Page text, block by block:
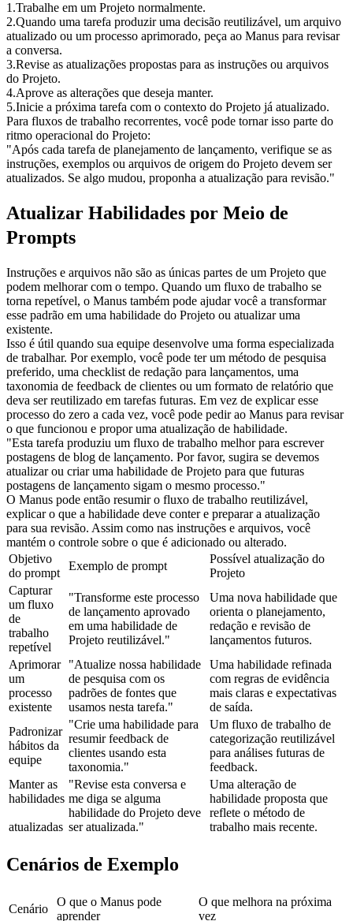
1 .Trabalhe em um Projeto normalmente.
2.Quando uma tarefa produzir uma decisão reutilizável, um arquivo
atualizado ou um processo aprimorado, peça ao Manus para revisar
a conversa.
3.Revise as atualizações propostas para as instruções ou arquivos
do Projeto.
4.Aprove as alterações que deseja manter.
5.Inicie a próxima tarefa com o contexto do Projeto já atualizado.
Para fluxos de trabalho recorrentes, você pode tornar isso parte do
ritmo operacional do Projeto:
"Após cada tarefa de planejamento de lançamento, verifique se as
instruções, exemplos ou arquivos de origem do Projeto devem ser
atualizados. Se algo mudou, proponha a atualização para revisão."
Atualizar Habilidades por Meio de
Prompts
Instruções e arquivos não são as únicas partes de um Projeto que
podem melhorar com o tempo. Quando um fluxo de trabalho se
torna repetível, o Manus também pode ajudar você a transformar
esse padrão em uma habilidade do Projeto ou atualizar uma
existente.
Isso é útil quando sua equipe desenvolve uma forma especializada
de trabalhar. Por exemplo, você pode ter um método de pesquisa
preferido, uma checklist de redação para lançamentos, uma
taxonomia de feedback de clientes ou um formato de relatório que
deva ser reutilizado em tarefas futuras. Em vez de explicar esse
processo do zero a cada vez, você pode pedir ao Manus para revisar
o que funcionou e propor uma atualização de habilidade.
"Esta tarefa produziu um fluxo de trabalho melhor para escrever
postagens de blog de lançamento. Por favor, sugira se devemos
atualizar ou criar uma habilidade de Projeto para que futuras
postagens de lançamento sigam o mesmo processo."
O Manus pode então resumir o fluxo de trabalho reutilizável,
explicar o que a habilidade deve conter e preparar a atualização
para sua revisão. Assim como nas instruções e arquivos, você
mantém o controle sobre o que é adicionado ou alterado.
Objetivo
do prompt
Exemplo de prompt
Possível atualização do
Projeto
Capturar
um fluxo
de
trabalho
repetível
"Transforme este processo
de lançamento aprovado
em uma habilidade de
Projeto reutilizável."
Uma nova habilidade que
orienta o planejamento,
redação e revisão de
lançamentos futuros.
Aprimorar
um
processo
existente
"Atualize nossa habilidade
de pesquisa com os
padrões de fontes que
usamos nesta tarefa."
Uma habilidade refinada
com regras de evidência
mais claras e expectativas
de saída.
Padronizar
hábitos da
equipe
"Crie uma habilidade para
resumir feedback de
clientes usando esta
taxonomia."
Um fluxo de trabalho de
categorização reutilizável
para análises futuras de
feedback.
Manter as
habilidades
atualizadas
"Revise esta conversa e
me diga se alguma
habilidade do Projeto deve
ser atualizada."
Uma alteração de
habilidade proposta que
reflete o método de
trabalho mais recente.
Cenários de Exemplo
Cenário
O que o Manus pode
aprender
O que melhora na próxima
vez